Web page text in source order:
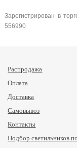
Зарегистрирован в
556990
Распродажа
Оплата
Доставка
Самовывоз
Контакты
Подбор светильников